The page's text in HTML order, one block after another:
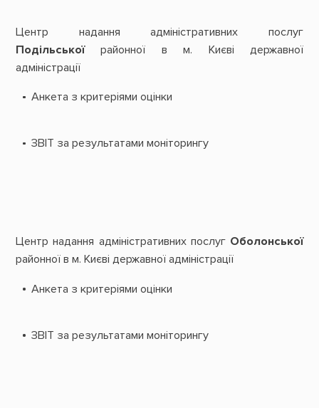
Центр надання адміністративних послуг
Подільської
районної в м. Києві державної
адміністрації
Анкета з критеріями оцінки
ЗВІТ за результатами моніторингу
Центр надання адміністративних послуг Оболонської
районної в м. Києві державної адміністрації
Анкета з критеріями оцінки
ЗВІТ за результатами моніторингу